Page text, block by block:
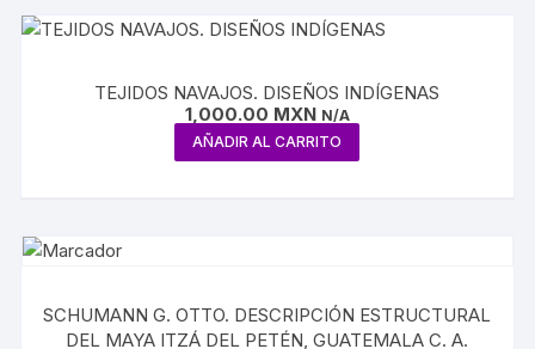
TEJIDOS NAVAJOS. DISEÑOS INDÍGENAS
1,000.00 MXN N/A
AÑADIR AL CARRITO
SCHUMANN G. OTTO. DESCRIPCIÓN ESTRUCTURAL
DEL MAYA ITZÁ DEL PETÉN, GUATEMALA C. A.